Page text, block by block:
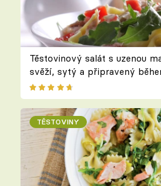
Těstovinový salát s uzenou
svěží, sytý a připravený
TĚSTOVINY